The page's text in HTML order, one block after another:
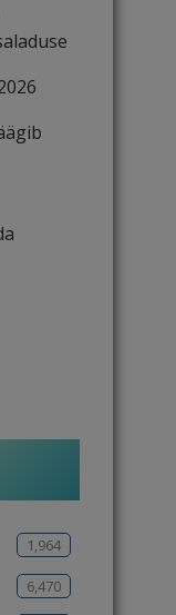
1,964
6,470